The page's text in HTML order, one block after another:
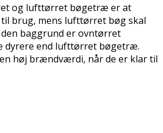
og lufttørret bøgetræ er at
brug, mens lufttørret bøg skal
baggrund er ovntørret
dyrere end lufttørret bøgetræ.
høj brændværdi, når de er klar til